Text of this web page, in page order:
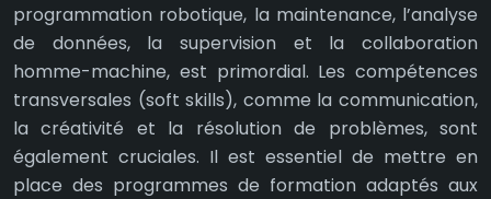
programmation robotique, la maintenance, l’analyse
de données, la supervision et la collaboration
homme-machine, est primordial. Les compétences
transversales (soft skills), comme la communication,
la créativité et la résolution de problèmes, sont
également cruciales. Il est essentiel de mettre en
place des programmes de formation adaptés aux